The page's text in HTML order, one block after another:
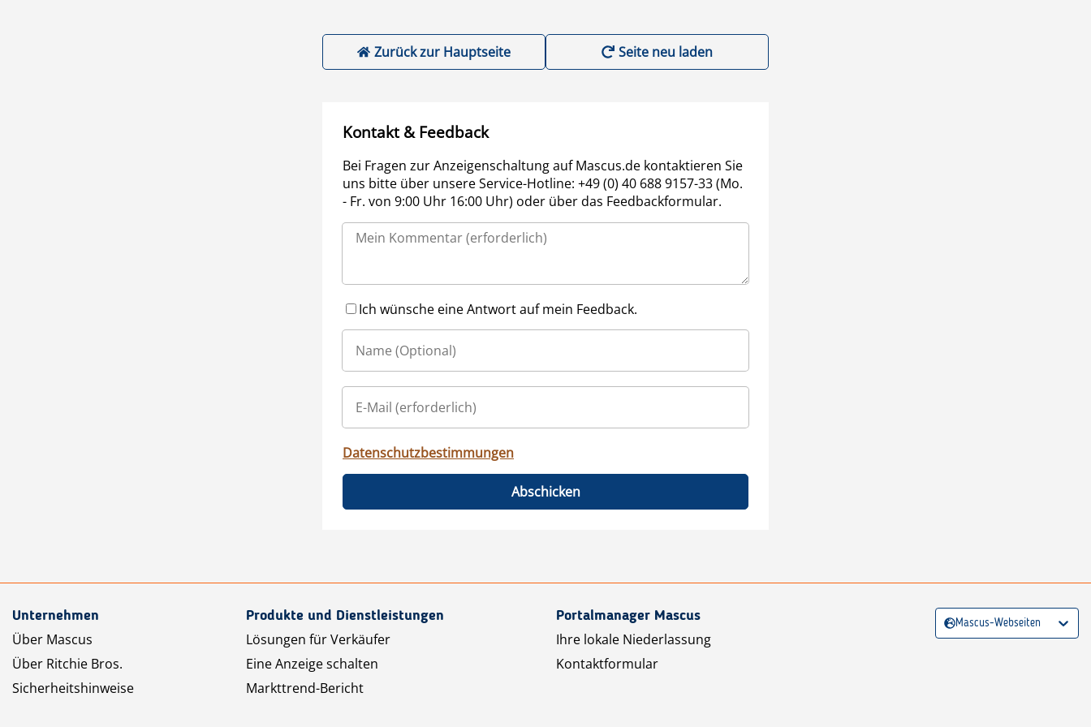
Zurück zur Hauptseite Seite neu laden
Kontakt & Feedback
Bei Fragen zur Anzeigenschaltung auf Mascus.de kontaktieren Sie
uns bitte über unsere Service-Hotline: +49 (0) 40 688 9157-33 (Mo.
- Fr. von 9:00 Uhr 16:00 Uhr) oder über das Feedbackformular.
Ich wünsche eine Antwort auf mein Feedback.
Datenschutzbestimmungen
Abschicken
Unternehmen
Über Mascus
Über Ritchie Bros.
Sicherheitshinweise
Produkte und Dienstleistungen
Lösungen für Verkäufer
Eine Anzeige schalten
Markttrend-Bericht
Portalmanager Mascus
Ihre lokale Niederlassung
Kontaktformular
Mascus-Webseiten